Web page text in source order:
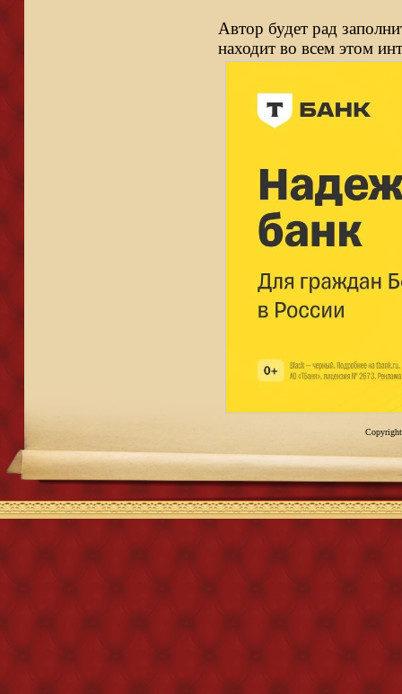
Автор будет рад
находит во всем этом
Copyright